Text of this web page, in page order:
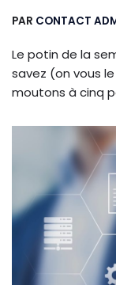
PAR CONTACT
Le potin de la
savez (on vous
moutons à cinq